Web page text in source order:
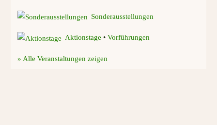
Sonderausstellungen
Aktionstage •Vorführungen
» Alle Veranstaltungen zeigen